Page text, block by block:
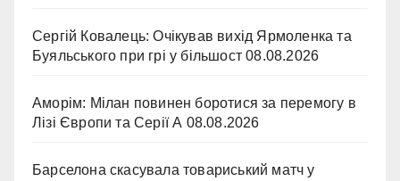
Сергій Ковалець: Очікував вихід Ярмоленка та
Буяльського при грі у більшост 08.08.2026
Аморім: Мілан повинен боротися за перемогу в
Лізі Європи та Серії А 08.08.2026
Барселона скасувала товариський матч у